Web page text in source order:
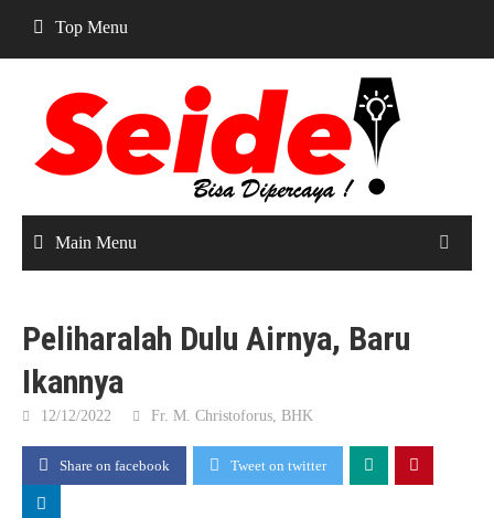
content
Top Menu
Main Menu
Peliharalah Dulu Airnya, Baru
Ikannya
12/12/2022 Fr. M. Christoforus, BHK
Share on facebook Tweet on twitter